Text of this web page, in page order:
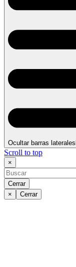
Ocultar barras laterales
Scroll to top
×
Cerrar
×
Cerrar